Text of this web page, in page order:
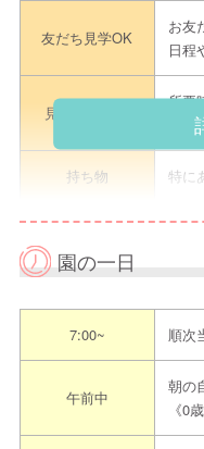
友だち見学OK
お友
日程
見学のながれ
所要
問
持ち物 特に
①『
③ 園
園
園の一日
7:00~ 順次
午前中
朝の
《0